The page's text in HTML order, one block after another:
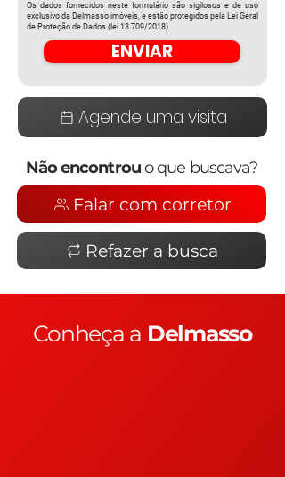
Os dados fornecidos neste formulário são sigilosos e de uso
exclusivo da Delmasso imóveis, e estão protegidos pela Lei Geral
de Proteção de Dados (lei 13.709/2018)
ENVIAR
Agende uma visita
Não encontrouo que buscava?
Falar com corretor
Refazer a busca
Conheça a Delmasso